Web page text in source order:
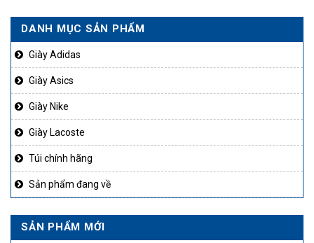
DANH MỤC SẢN PHẨM
Giày Adidas
Giày Asics
Giày Nike
Giày Lacoste
Túi chính hãng
Sản phẩm đang về
SẢN PHẨM MỚI